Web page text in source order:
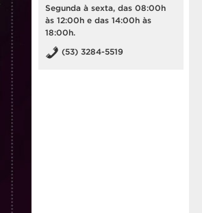
Segunda à sexta, das 08:00h
às 12:00h e das 14:00h às
18:00h.
(53) 3284-5519